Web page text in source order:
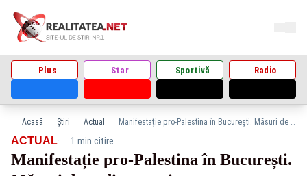
Plus Star Sportivă Radio
Acasă Știri Actual Manifestație pro-Palestina în București. Măsuri de ordine sporite
ACTUAL· 1 min citire
Manifestație pro-Palestina în București.